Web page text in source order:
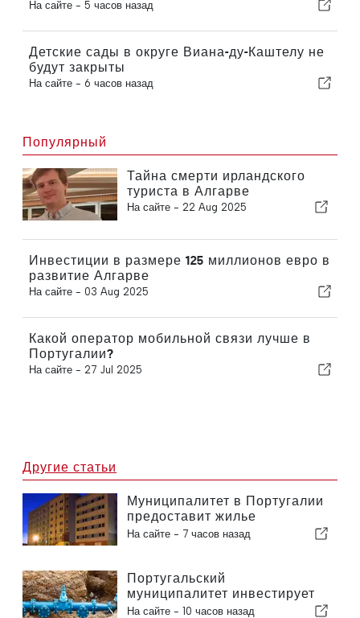
На сайте - 5 часов назад
Детские сады в округе Виана-ду-Каштелу не
будут закрыты
На сайте - 6 часов назад
Популярный
Тайна смерти ирландского
туриста в Алгарве
На сайте - 22 Aug 2025
Инвестиции в размере 125 миллионов евро в
развитие Алгарве
На сайте - 03 Aug 2025
Какой оператор мобильной связи лучше в
Португалии?
На сайте - 27 Jul 2025
Другие статьи
Муниципалитет в Португалии
предоставит жилье
гражданам
На сайте - 7 часов назад
Португальский
муниципалитет инвестирует
более 190 000 евро в систему
На сайте - 10 часов назад